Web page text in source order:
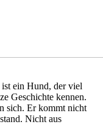
ein Hund, der viel
Geschichte kennen.
sich. Er kommt nicht
Nicht aus